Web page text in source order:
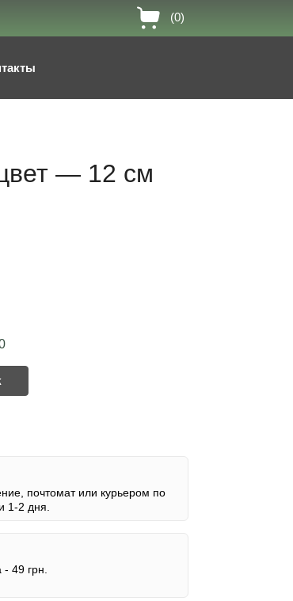
(0)
— 12 см
почтомат или курьером по
1-2 дня.
- 49 грн.